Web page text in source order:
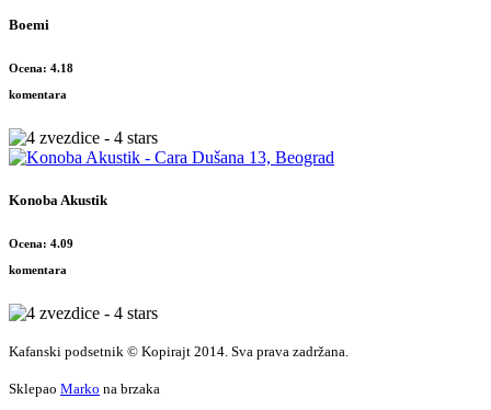
Boemi
Ocena: 4.18
komentara
Konoba Akustik
Ocena: 4.09
komentara
Kafanski podsetnik © Kopirajt 2014. Sva prava zadržana.
Sklepao Marko na brzaka